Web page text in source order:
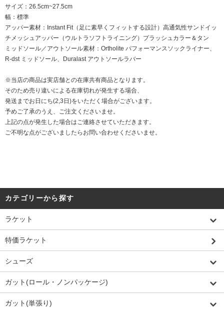
サイズ：26.5cm~27.5cm
幅：標準
アッパー素材：Instant Fit（足に素早くフィットする設計）高通気性サンドイッ
チメッシュアッパー（ウルトラソフトライニング）プラッシュカラー＆タン
ミッドソール／アウトソール素材：Ortholite パフォーマンスソックライナー、
R-dst ミッドソール、Duralast アウトソールラバー
※当店の商品は実店舗との在庫共有商品となります。
そのため売り違いによる在庫切れが発生する場合、
発送までお日にち(2,3日)をいただく場合がございます。
予めご了承のうえ、ご注文くださいませ。
上記の点が発生した場合はご連絡させていただきます。
ご不明な点がございましたらお問い合わせくださいませ。
カテゴリーから探す
ラケット
特価ラケット
シューズ
ガット(ロール・ノンパッケージ)
ガット(単張り)